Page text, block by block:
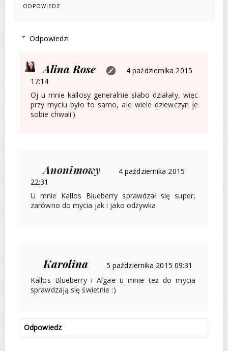
ODPOWIEDZ
Odpowiedzi
Alina Rose
4 października 2015
17:14
Oj u mnie kallosy generalnie słabo działały, więc
przy myciu było to samo, ale wiele dziewczyn je
sobie chwali:)
Anonimowy
4 października 2015
22:31
U mnie Kallos Blueberry sprawdzał się super,
zarówno do mycia jak i jako odżywka
Karolina
5 października 2015 09:31
Kallos Blueberry i Algae u mnie też do mycia
sprawdzają się świetnie :)
Odpowiedz